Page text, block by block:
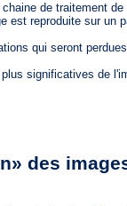
de traitement
reproduite sur un
qui seront
significatives de
des